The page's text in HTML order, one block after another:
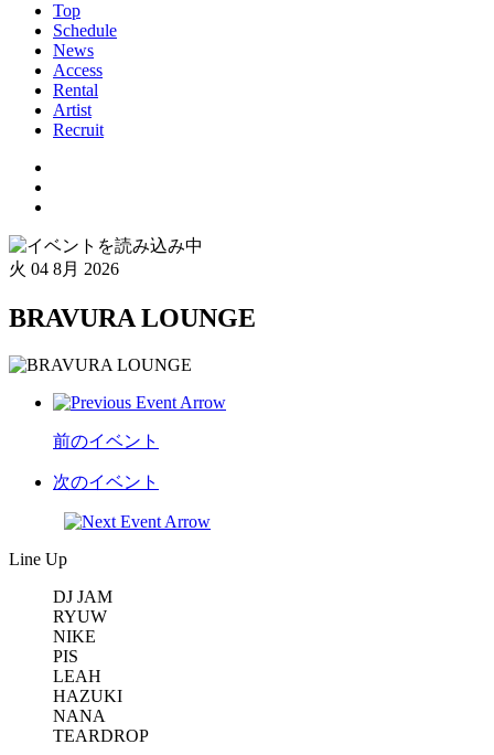
Top
Schedule
News
Access
Rental
Artist
Recruit
火 04 8月 2026
BRAVURA LOUNGE
前のイベント
次のイベント
Line Up
DJ JAM
RYUW
NIKE
PIS
LEAH
HAZUKI
NANA
TEARDROP